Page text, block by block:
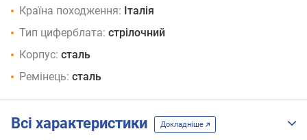
Країна походження: Італія
Тип циферблата: стрілочний
Корпус: сталь
Ремінець: сталь
Всі характеристики Докладніше